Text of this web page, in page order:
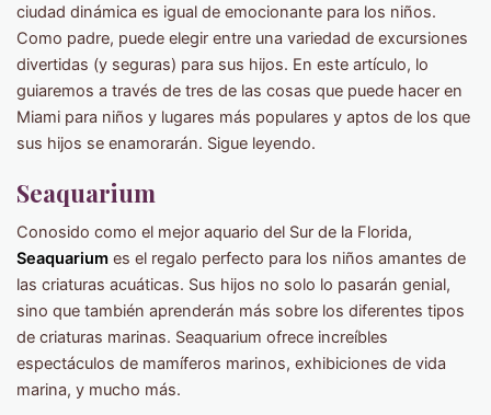
ciudad dinámica es igual de emocionante para los niños.
Como padre, puede elegir entre una variedad de excursiones
divertidas (y seguras) para sus hijos. En este artículo, lo
guiaremos a través de tres de las cosas que puede hacer en
Miami para niños y lugares más populares y aptos de los que
sus hijos se enamorarán. Sigue leyendo.
Seaquarium
Conosido como el mejor aquario del Sur de la Florida,
Seaquarium es el regalo perfecto para los niños amantes de
las criaturas acuáticas. Sus hijos no solo lo pasarán genial,
sino que también aprenderán más sobre los diferentes tipos
de criaturas marinas. Seaquarium ofrece increíbles
espectáculos de mamíferos marinos, exhibiciones de vida
marina, y mucho más.